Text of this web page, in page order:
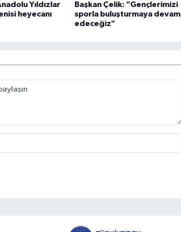
Yıldızlar
heyecanı
Başkan Çelik: "Gençlerimizi
sporla buluşturmaya devam
edeceğiz"